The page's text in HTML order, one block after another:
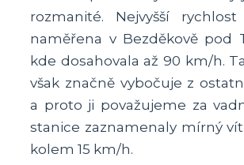
rozmanité. Nejvyšší
naměřena v Bezděkově pod
kde dosahovala až 90 km/h.
však značně vybočuje z
a proto ji považujeme za
stanice zaznamenaly mírný
kolem 15 km/h.